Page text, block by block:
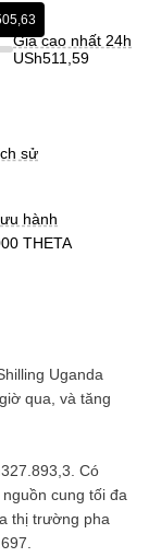
Giá cao nhất 24h
USh511,59
sử
hành
THETA
Uganda
qua, và tăng
. Có
cung tối đa
thị trường pha